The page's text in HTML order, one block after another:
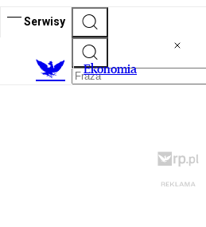
Serwisy
Ekonomia